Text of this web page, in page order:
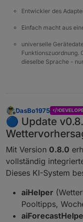
Entwickler des
Einfach macht aus
universelle
Funktionszuordnung.
dieselbe Sprache -
Offline
DasBo1975
🔵 Update
Mit Version 0.8.0
vollständig
Dieses KI-System
aiHelper
Pooltipps,